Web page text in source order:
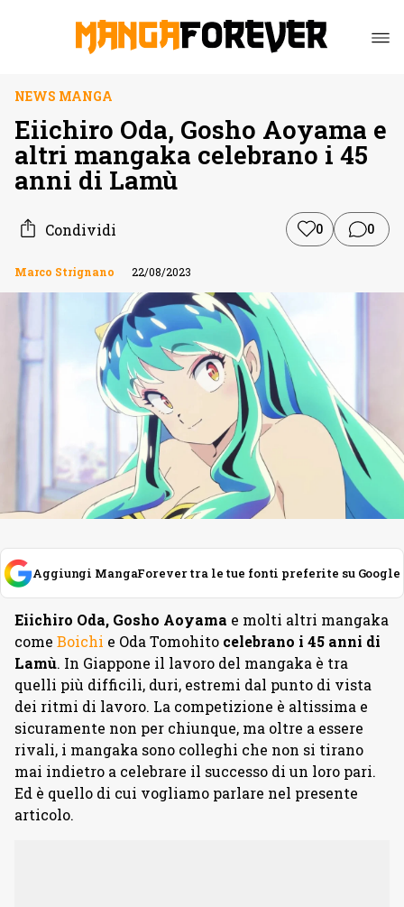
NEWS MANGA
Eiichiro Oda, Gosho Aoyama e
altri mangaka celebrano i 45
anni di Lamù
Condividi 0 0
Marco Strignano 22/08/2023
Aggiungi MangaForever tra le tue fonti preferite su Google
Eiichiro Oda, Gosho Aoyama e molti altri mangaka
come Boichi e Oda Tomohito celebrano i 45 anni di
Lamù. In Giappone il lavoro del mangaka è tra
quelli più difficili, duri, estremi dal punto di vista
dei ritmi di lavoro. La competizione è altissima e
sicuramente non per chiunque, ma oltre a essere
rivali, i mangaka sono colleghi che non si tirano
mai indietro a celebrare il successo di un loro pari.
Ed è quello di cui vogliamo parlare nel presente
articolo.